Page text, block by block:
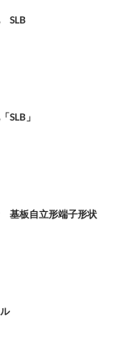
されますが、特にガ
です。燃料の取扱
な配慮が求められま
バー」はコンパク
く、かつEVやFCV
保に貢献します。
す 主な仕様 名称 EV
型番 VPS-4C1A
AC 100V 最大出力
らコネクタ根元ま
日産自動車㈱ 様
（消費税別） 三
ダー PHEV 本製品
CLARITY FUEL
す。また、車両仕様
全に関するご注意
ください。 ・ 人工
SLB
SLB」
基板自立形端子形状